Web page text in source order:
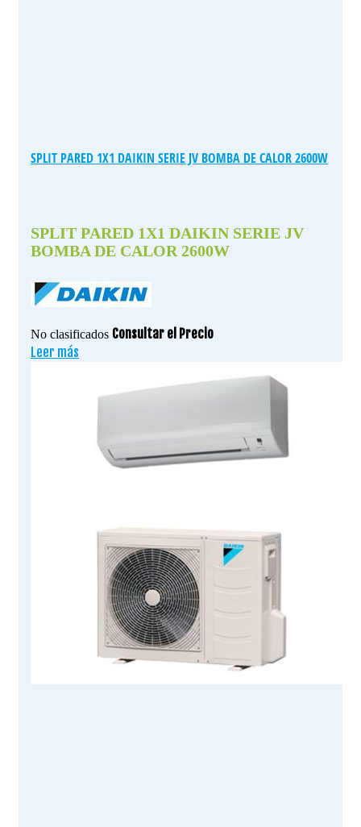
SPLIT PARED 1X1 DAIKIN SERIE JV BOMBA DE CALOR 2600W
SPLIT PARED 1X1 DAIKIN SERIE JV
BOMBA DE CALOR 2600W
No clasificados Consultar el Precio
Leer más